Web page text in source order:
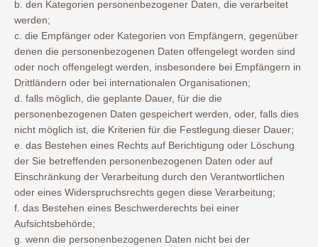
b. den Kategorien personenbezogener Daten, die verarbeitet
werden;
c. die Empfänger oder Kategorien von Empfängern, gegenüber
denen die personenbezogenen Daten offengelegt worden sind
oder noch offengelegt werden, insbesondere bei Empfängern in
Drittländern oder bei internationalen Organisationen;
d. falls möglich, die geplante Dauer, für die die
personenbezogenen Daten gespeichert werden, oder, falls dies
nicht möglich ist, die Kriterien für die Festlegung dieser Dauer;
e. das Bestehen eines Rechts auf Berichtigung oder Löschung
der Sie betreffenden personenbezogenen Daten oder auf
Einschränkung der Verarbeitung durch den Verantwortlichen
oder eines Widerspruchsrechts gegen diese Verarbeitung;
f. das Bestehen eines Beschwerderechts bei einer
Aufsichtsbehörde;
g. wenn die personenbezogenen Daten nicht bei der